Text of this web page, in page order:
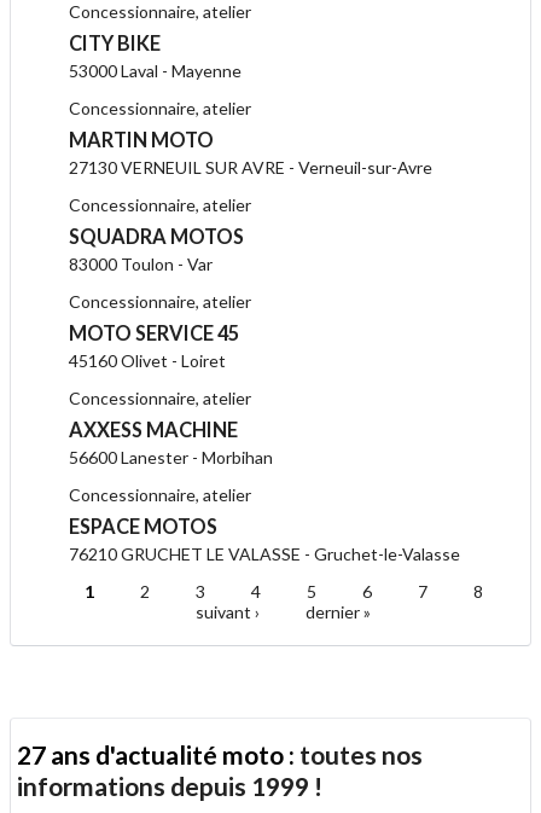
Concessionnaire, atelier
CITY BIKE
53000 Laval - Mayenne
Concessionnaire, atelier
MARTIN MOTO
27130 VERNEUIL SUR AVRE - Verneuil-sur-Avre
Concessionnaire, atelier
SQUADRA MOTOS
83000 Toulon - Var
Concessionnaire, atelier
MOTO SERVICE 45
45160 Olivet - Loiret
Concessionnaire, atelier
AXXESS MACHINE
56600 Lanester - Morbihan
Concessionnaire, atelier
ESPACE MOTOS
76210 GRUCHET LE VALASSE - Gruchet-le-Valasse
Pages1 2 3 4 5 6 7
8
suivant ›
dernier »
27 ans d'actualité moto : toutes nos
informations depuis 1999 !